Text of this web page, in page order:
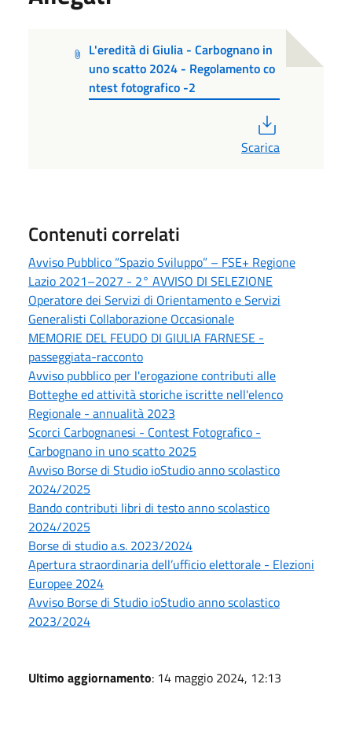
L'eredità di Giulia - Carbognano in
uno scatto 2024 - Regolamento co
ntest fotografico -2
Scarica
Contenuti correlati
Avviso Pubblico “Spazio Sviluppo” – FSE+ Regione
Lazio 2021–2027 - 2° AVVISO DI SELEZIONE
Operatore dei Servizi di Orientamento e Servizi
Generalisti Collaborazione Occasionale
MEMORIE DEL FEUDO DI GIULIA FARNESE -
passeggiata-racconto
Avviso pubblico per l'erogazione contributi alle
Botteghe ed attività storiche iscritte nell'elenco
Regionale - annualità 2023
Scorci Carbognanesi - Contest Fotografico -
Carbognano in uno scatto 2025
Avviso Borse di Studio ioStudio anno scolastico
2024/2025
Bando contributi libri di testo anno scolastico
2024/2025
Borse di studio a.s. 2023/2024
Apertura straordinaria dell’ufficio elettorale - Elezioni
Europee 2024
Avviso Borse di Studio ioStudio anno scolastico
2023/2024
Ultimo aggiornamento: 14 maggio 2024, 12:13